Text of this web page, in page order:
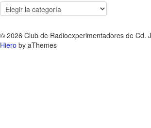
PUBLICACIONES
POR
© 2026 Club de Radioexperimentadores de Cd.
Hiero by aThemes